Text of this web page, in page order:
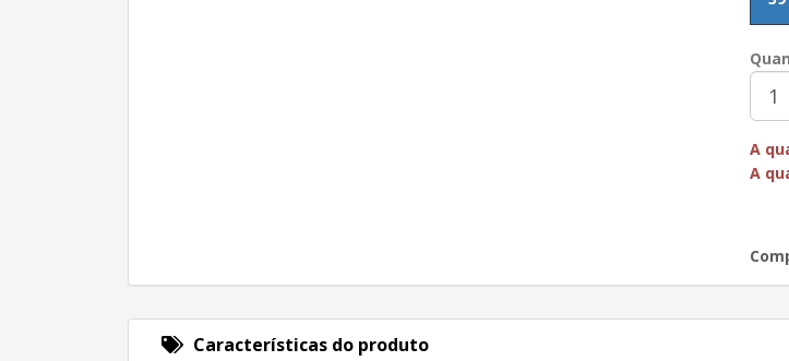
A
A
Características do produto